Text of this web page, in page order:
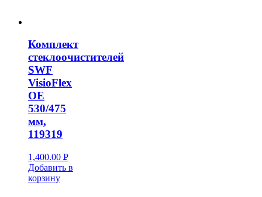
Комплект
стеклоочистителей
SWF
VisioFlex
OE
530/475
мм,
119319
1,400.00 Р
УБ.
Добавить в
корзину